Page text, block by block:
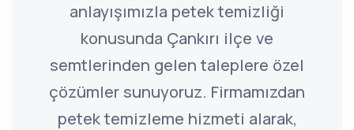
anlayışımızla petek temizliği
konusunda Çankırı ilçe ve
semtlerinden gelen taleplere özel
çözümler sunuyoruz. Firmamızdan
petek temizleme hizmeti alarak,